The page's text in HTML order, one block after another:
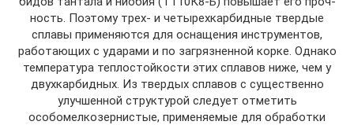
ность. Поэтому трех- и четырехкарбидные твердые
сплавы применяются для оснащения инструментов,
работающих с ударами и по загрязненной корке. Однако
температура теплостойкости этих сплавов ниже, чем у
двухкарбидных. Из твердых сплавов с существенно
улучшенной струк­турой следует отметить
особомелкозернистые, применя­емые для обработки